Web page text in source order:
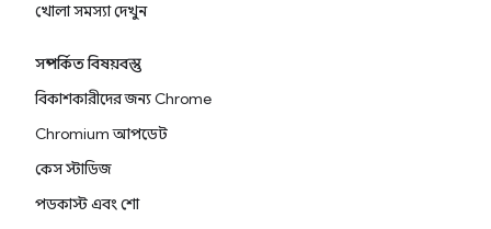
খোলা সমস্যা দেখুন
সম্পর্কিত বিষয়বস্তু
বিকাশকারীদের জন্য Chrome
Chromium আপডেট
কেস স্টাডিজ
পডকাস্ট এবং শো